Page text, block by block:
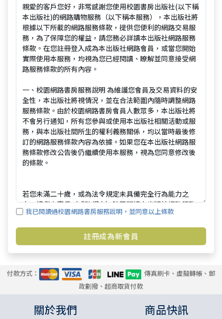
我已閱讀過校園網路書房服務說明，並同意以上條款
付款方式：
傳真刷卡、虛擬轉帳、郵
政劃撥、超商取貨付款
關於我們 商品快訊